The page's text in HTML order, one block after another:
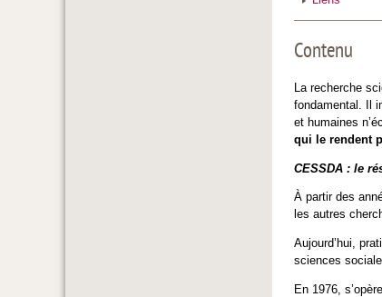
Contenu
La recherche
fondamental. Il
et humaines
qui le rendent
CESSDA : le
À partir des
les autres
Aujourd’hui,
sciences
En 1976,